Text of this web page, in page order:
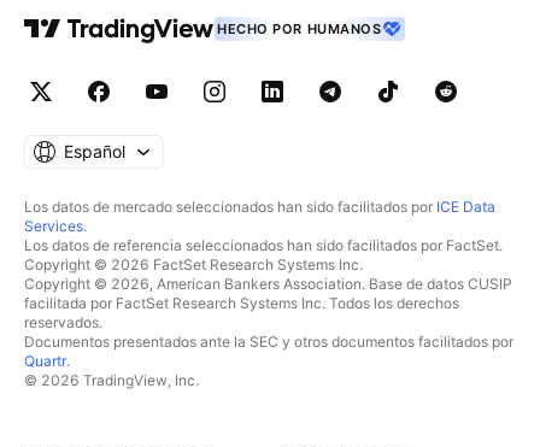
HECHO POR HUMANOS
Español
Los datos de mercado seleccionados han sido facilitados por ICE Data
Services.
Los datos de referencia seleccionados han sido facilitados por FactSet.
Copyright © 2026 FactSet Research Systems Inc.
Copyright © 2026, American Bankers Association. Base de datos CUSIP
facilitada por FactSet Research Systems Inc. Todos los derechos
reservados.
Documentos presentados ante la SEC y otros documentos facilitados por
Quartr.
© 2026 TradingView, Inc.